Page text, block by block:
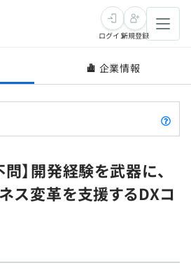
ログイン新規登録
企業情報
】開発経験を武器に、
ス変革を支援するDXコ